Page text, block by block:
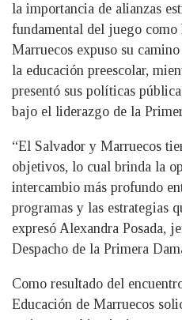
la importancia de alianzas
fundamental del juego como
Marruecos expuso su
la educación preescolar,
presentó sus políticas
bajo el liderazgo de la
“El Salvador y Marruecos
objetivos, lo cual brinda la
intercambio más profundo
programas y las estrategias
expresó Alexandra Posada,
Despacho de la Primera
Como resultado del
Educación de Marruecos